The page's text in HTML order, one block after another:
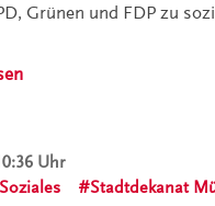
Grünen und FDP zu
Uhr
Soziales Stadtdekanat